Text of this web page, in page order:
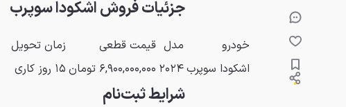
جزئیات فروش اشکودا سوپرب
خودرو مدل قیمت قطعی
زمان تحویل
اشکودا سوپرب۲۰۲۴ ۶,۹۰۰,۰۰۰,۰۰۰ تومان ۱۵ روز کاری
شرایط ثبت‌نام